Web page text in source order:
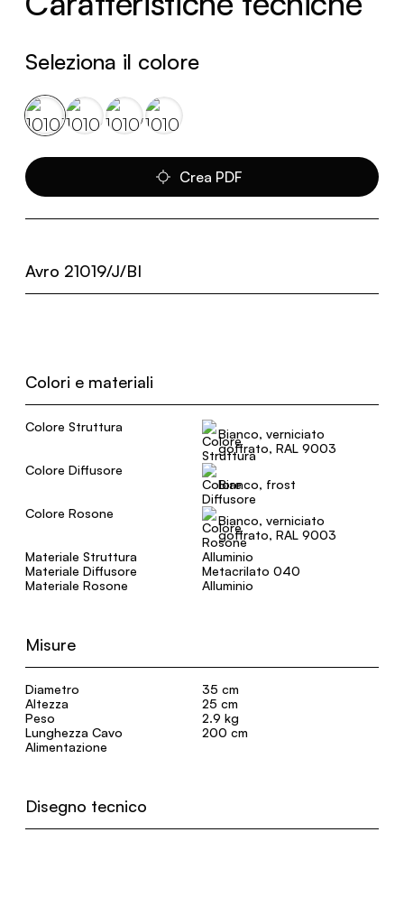
Seleziona il colore
Crea PDF
Avro 21019/J/BI
Colori e materiali
Colore Struttura
Bianco, verniciato
goffrato, RAL 9003
Colore Diffusore
Bianco, frost
Colore Rosone
Bianco, verniciato
goffrato, RAL 9003
Materiale Struttura
Alluminio
Materiale Diffusore
Metacrilato 040
Materiale Rosone
Alluminio
Misure
Diametro
35 cm
Altezza
25 cm
Peso
2.9 kg
Lunghezza Cavo
Alimentazione
200 cm
Disegno tecnico